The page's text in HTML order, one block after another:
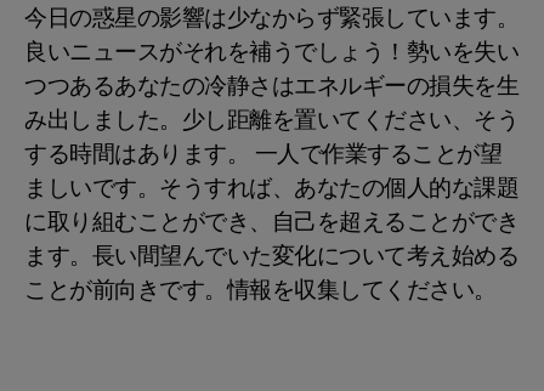
今日の惑星の影響は少なからず緊張しています。
良いニュースがそれを補うでしょう！勢いを失い
つつあるあなたの冷静さはエネルギーの損失を生
み出しました。少し距離を置いてください、そう
する時間はあります。 一人で作業することが望
ましいです。そうすれば、あなたの個人的な課題
に取り組むことができ、自己を超えることができ
ます。長い間望んでいた変化について考え始める
ことが前向きです。情報を収集してください。